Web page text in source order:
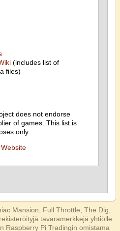
(includes list of
files)
does not endorse
of games. This list is
only.
Mansion, Full Throttle, The Dig,
tavaramerkkejä yhtiölle
Raspberry Pi Tradingin omistama